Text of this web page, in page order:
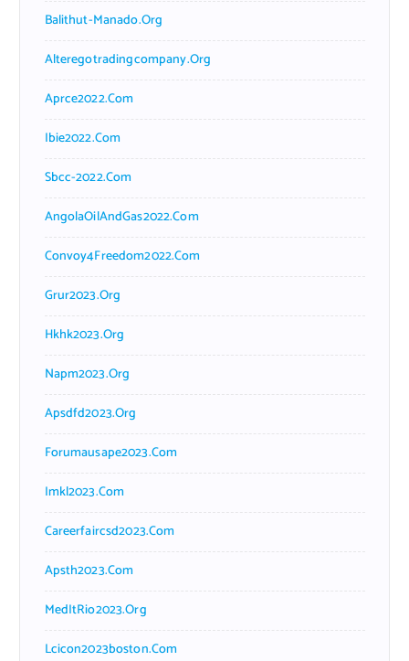
Balithut-Manado.org
Alteregotradingcompany.org
Aprce2022.com
Ibie2022.com
Sbcc-2022.com
AngolaOilAndGas2022.com
Convoy4Freedom2022.com
Grur2023.org
Hkhk2023.org
Napm2023.org
Apsdfd2023.org
Forumausape2023.com
Imkl2023.com
Careerfaircsd2023.com
Apsth2023.com
MedItRio2023.org
Lcicon2023boston.com